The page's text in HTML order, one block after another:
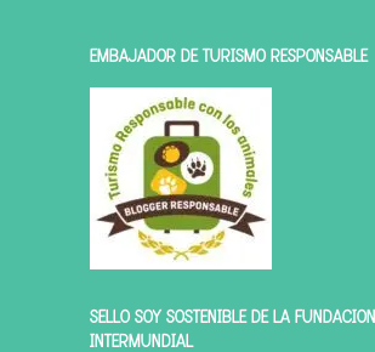
EMBAJADOR DE TURISMO RESPONSABLE
SELLO SOY SOSTENIBLE DE LA FUNDACIÓN
INTERMUNDIAL